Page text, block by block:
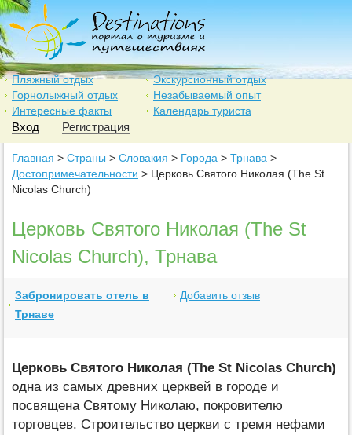
Пляжный отдых
Экскурсионный отдых
Горнолыжный отдых
Незабываемый опыт
Интересные факты
Календарь туриста
Вход Регистрация
Главная > Страны > Словакия > Города > Трнава >
Достопримечательности > Церковь Святого Николая (The St
Nicolas Church)
Церковь Святого Николая (The St
Nicolas Church), Трнава
Забронировать отель в
Трнаве
Добавить отзыв
Церковь Святого Николая (The St Nicolas Church)
одна из самых древних церквей в городе и
посвящена Святому Николаю, покровителю
торговцев. Строительство церкви с тремя нефами